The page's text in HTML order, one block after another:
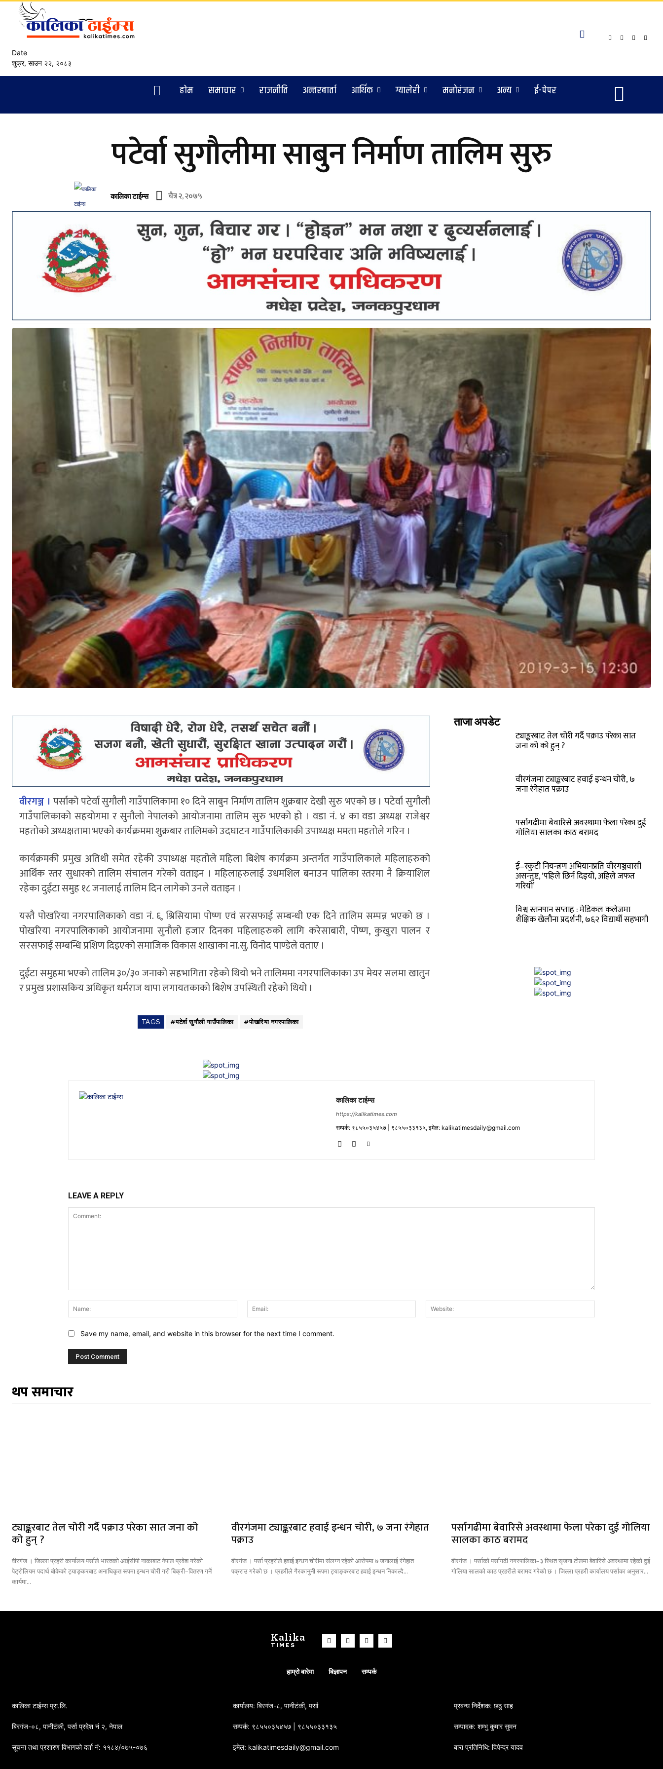
Date
शुक्र, साउन २२, २०८३
हाेम समाचार राजनीति अन्तरबार्ता आर्थिक ग्यालेरी मनोरंजन अन्य ई-पेपर
पटेर्वा सुगौलीमा साबुन निर्माण तालिम सुरु
कालिका टाईम्स चैत्र २, २०७५
वीरगञ्ज । पर्साको पटेर्वा सुगौली गाउँपालिकामा १० दिने साबुन निर्माण तालिम शुक्रबार देखी सुरु भएको छ । पटेर्वा सुगौली
गाउँपालिकाको सहयोगमा र सुनौलो नेपालको आयोजनामा तालिम सुरु भएको हो । वडा नं. ४ का वडा अध्यक्ष राजेश्वर
महतोको अध्यक्षतामा भएको कार्यक्रममा शुक्रबार तालिमको उदघाटन गाउँपालिकाकी उपाध्यक्ष ममता महतोले गरिन ।
कार्यक्रमकी प्रमुख अतिथी समेत रहेकी उपाध्यक्ष महतोले महिला बिशेष कार्यक्रम अन्तर्गत गाउँपालिकाले महिलाहरुको
आर्थिक स्तर सुधारको तालिम संचालन गरेको वताइन । महिलाहरुलाई उधमशिल बनाउन पालिका स्तरमा नै क्रियाशिल
रहेका दुईटा समुह १८ जनालाई तालिम दिन लागेको उनले वताइन ।
यस्तै पोखरिया नगरपालिकाको वडा नं. ६, श्रिसियामा पोष्ण एवं सरसफाई सम्बन्धी एक दिने तालिम सम्पन्न भएको छ ।
पोखरिया नगरपालिकाको आयोजनामा सुनौलो हजार दिनका महिलाहरुको लागि करेसाबारी, पोष्ण, कुखुरा पालन र
सरसफाई सम्बन्धि प्रशिण दिइएको समाजिक विकास शाखाका ना.सु. विनोद पाण्डेले वताए ।
दुईटा समुहमा भएको तालिम ३०/३० जनाको सहभागिता रहेको थियो भने तालिममा नगरपालिकाका उप मेयर सलमा खातुन
र प्रमुख प्रशासकिय अधिकृत धर्मराज थापा लगायतकाको बिशेष उपस्थिती रहेको थियो ।
TAGS #पटेर्वा सुगौली गाउँपालिका #पोखरिया नगरपालिका
ताजा अपडेट
ट्याङ्करबाट तेल चोरी गर्दै पक्राउ परेका सात
जना को को हुन् ?
वीरगंजमा ट्याङ्करबाट हवाई इन्धन चोरी, ७
जना रंगेहात पक्राउ
पर्सागढीमा बेवारिसे अवस्थामा फेला परेका दुई
गोलिया सालका काठ बरामद
ई–स्कुटी नियन्त्रण अभियानप्रति वीरगञ्जवासी
असन्तुष्ट, ‘पहिले छिर्न दिइयो, अहिले जफत
गरियो’
विश्व स्तनपान सप्ताह : मेडिकल कलेजमा
शैक्षिक खेलौना प्रदर्शनी, ७६२ विद्यार्थी सहभागी
कालिका टाईम्स
https://kalikatimes.com
सम्पर्क: ९८५५०३५४५७ | ९८५५०३३१३५, इमेल: kalikatimesdaily@gmail.com
LEAVE A REPLY
Name:
Email:
Save my name, email, and website in this browser for the next time I comment.
थप समाचार
ट्याङ्करबाट तेल चोरी गर्दै पक्राउ परेका सात जना को
को हुन् ?
वीरगंज । जिल्ला प्रहरी कार्यालय पर्साले भारतको आईसीपी नाकाबाट नेपाल प्रवेश गरेको
पेट्रोलियम पदार्थ बोकेको ट्याङ्करबाट अनाधिकृत रूपमा इन्धन चोरी गरी बिक्री–वितरण गर्ने
कार्यमा...
वीरगंजमा ट्याङ्करबाट हवाई इन्धन चोरी, ७ जना रंगेहात
पक्राउ
वीरगंज । पर्सा प्रहरीले हवाई इन्धन चोरीमा संलग्न रहेको आरोपमा ७ जनालाई रंगेहात
पक्राउ गरेको छ । प्रहरीले गैरकानुनी रूपमा ट्याङ्करबाट हवाई इन्धन निकाल्दै...
पर्सागढीमा बेवारिसे अवस्थामा फेला परेका दुई गोलिया
सालका काठ बरामद
वीरगंज । पर्साको पर्सागढी नगरपालिका–३ स्थित सृजना टोलमा बेवारिसे अवस्थामा रहेको दुई
गोलिया सालको काठ प्रहरीले बरामद गरेको छ । जिल्ला प्रहरी कार्यालय पर्साका अनुसार...
Kalika
TIMES
हाम्रो बारेमा बिज्ञापन सम्पर्क
कालिका टाईम्स प्रा.लि.
बिरगंज-०८, पानीटंकी, पर्सा प्रदेश नं २, नेपाल
सूचना तथा प्रशारण विभागको दर्ता नं: ११८४/०७५-०७६
कार्यालय: बिरगंज-८, पानीटंकी, पर्सा
सम्पर्क: ९८५५०३५४५७ | ९८५५०३३१३५
इमेल: kalikatimesdaily@gmail.com
प्रबन्ध निर्देशक: छठु साह
सम्पादक: शम्भु कुमार सुमन
बारा प्रतिनिधि: दिपेन्द्र यादव